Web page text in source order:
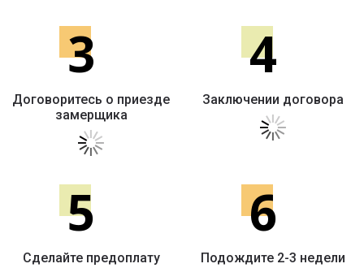
3
Договоритесь о приезде
замерщика
4
Заключении договора
5
Сделайте предоплату
6
Подождите 2-3 недели